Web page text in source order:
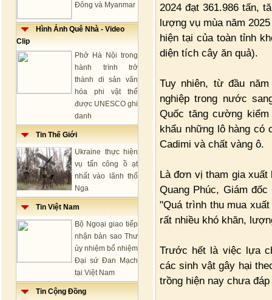
Đông và Myanmar
Hình Ảnh Quê Nhà - Video
Clip
Phở Hà Nội trong
hành trình trở
thành di sản văn
hóa phi vật thể
được UNESCO ghi
danh
Tin Thế Giới
Ukraine thực hiện
vụ tấn công ồ ạt
nhất vào lãnh thổ
Nga
Tin Việt Nam
Bộ Ngoại giao tiếp
nhận bản sao Thư
ủy nhiệm bổ nhiệm
Đại sứ Đan Mạch
tại Việt Nam
Tin Cộng Đồng
2024 đạt 361.986 tấn,
lượng vụ mùa năm
hiện tại của toàn tỉnh
diện tích cây ăn quả).
Tuy nhiên, từ đầu
nghiệp trong nước
Quốc tăng cường
khẩu những lô hàng có
Cadimi và chất vàng ô.
Là đơn vị tham gia xuất
Quang Phúc, Giám
"Quá trình thu mua
rất nhiều khó khăn,
Trước hết là việc lựa
các sinh vật gây hại
trồng hiện nay chưa